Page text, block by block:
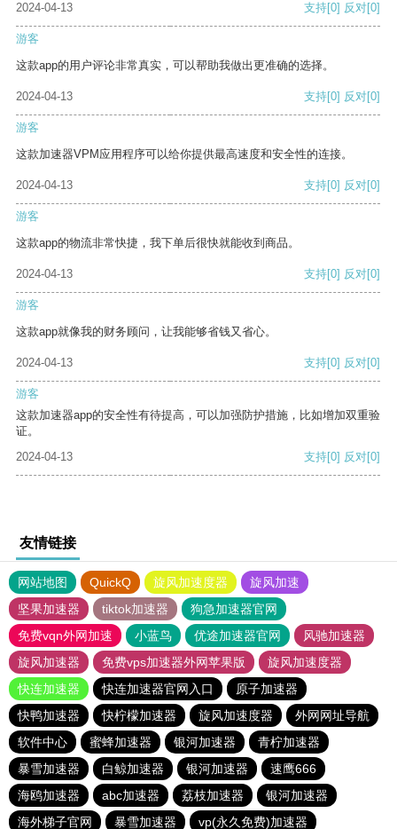
2024-04-13 支持[0] 反对[0]
游客
这款app的用户评论非常真实，可以帮助我做出更准确的选择。
2024-04-13 支持[0] 反对[0]
游客
这款加速器VPM应用程序可以给你提供最高速度和安全性的连接。
2024-04-13 支持[0] 反对[0]
游客
这款app的物流非常快捷，我下单后很快就能收到商品。
2024-04-13 支持[0] 反对[0]
游客
这款app就像我的财务顾问，让我能够省钱又省心。
2024-04-13 支持[0] 反对[0]
游客
这款加速器app的安全性有待提高，可以加强防护措施，比如增加双重验
证。
2024-04-13
支持[0] 反对[0]
友情链接
网站地图 QuickQ 旋风加速度器
旋风加速
坚果加速器
tiktok加速器
狗急加速器官网
免费vqn外网加速
小蓝鸟 优途加速器官网
风驰加速器
旋风加速器
免费vps加速器外网苹果版
旋风加速度器
快连加速器
快连加速器官网入口
原子加速器
快鸭加速器
快柠檬加速器 旋风加速度器
外网网址导航
软件中心
蜜蜂加速器 银河加速器
青柠加速器
暴雪加速器
白鲸加速器 银河加速器
速鹰666
海鸥加速器
abc加速器 荔枝加速器
银河加速器
海外梯子官网
暴雪加速器 vp(永久免费)加速器